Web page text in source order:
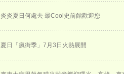
炎炎夏日何處去 最Cool史前館歡迎您
夏日「瘋街季」7月3日火熱展開